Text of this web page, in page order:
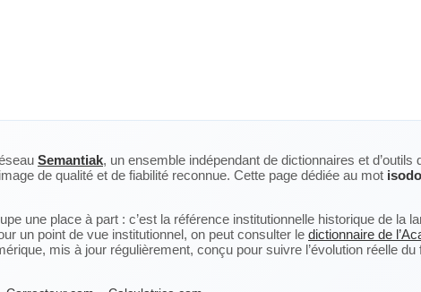
Semantiak, un ensemble indépendant de dictionnaires et
de qualité et de fiabilité reconnue. Cette page dédiée au mot
une place à part : c’est la référence institutionnelle historique de la
un point de vue institutionnel, on peut consulter le dictionnaire de
mis à jour régulièrement, conçu pour suivre l’évolution réelle